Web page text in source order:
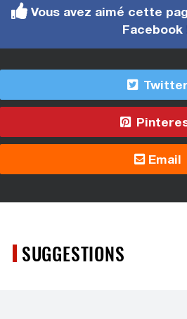
Vous avez aimé cette
Facebook
Twitter
Email
SUGGESTIONS